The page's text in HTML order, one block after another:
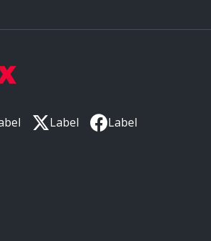
Label Label